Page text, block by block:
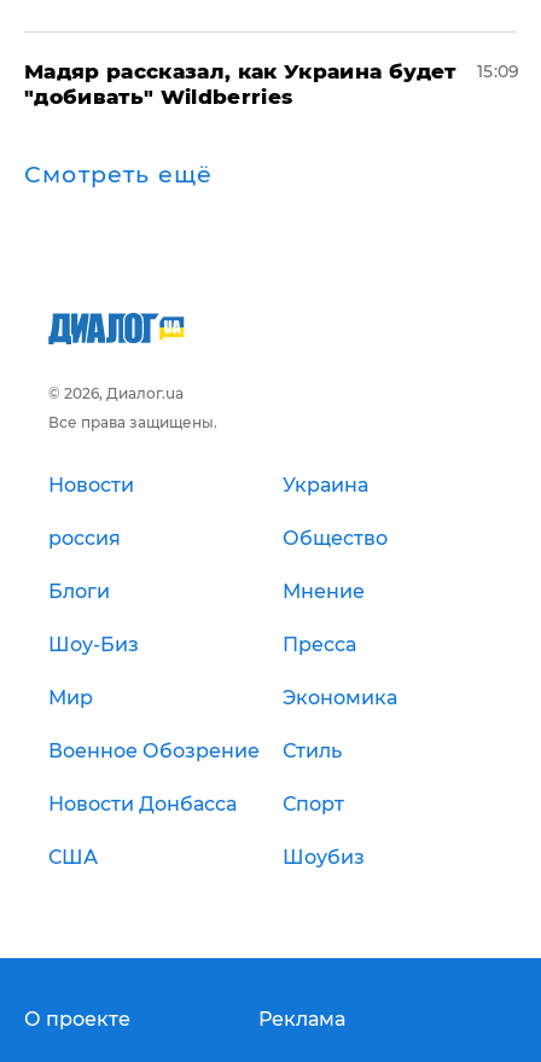
Мадяр рассказал, как Украина будет
"добивать" Wildberries
15:09
Смотреть ещё
© 2026, Диалог.ua
Все права защищены.
Новости Украина
россия Общество
Блоги Мнение
Шоу-Биз Пресса
Мир Экономика
Военное Обозрение Стиль
Новости Донбасса Спорт
США Шоубиз
О проекте Реклама